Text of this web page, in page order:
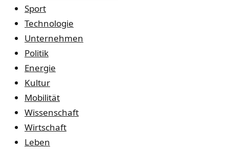
Sport
Technologie
Unternehmen
Politik
Energie
Kultur
Mobilität
Wissenschaft
Wirtschaft
Leben